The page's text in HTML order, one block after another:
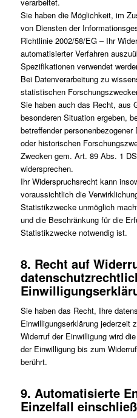
Sie haben die Möglichkeit, im
von Diensten der
Richtlinie 2002/58/EG – Ihr
automatisierter Verfahren
Spezifikationen verwendet
Bei Datenverarbeitung zu
statistischen
Sie haben auch das Recht, aus
besonderen Situation ergeben,
betreffender
oder historischen
Zwecken gem. Art. 89 Abs. 1
widersprechen.
Ihr Widerspruchsrecht kann
voraussichtlich die
Statistikzwecke unmöglich
und die Beschränkung für die
Statistikzwecke notwendig ist.
8. Recht auf
Sie haben das Recht, Ihre
Einwilligungserklärung jederzeit
Widerruf der Einwilligung wird
der Einwilligung bis zum
berührt.
9. Automatisierte
Einzelfall